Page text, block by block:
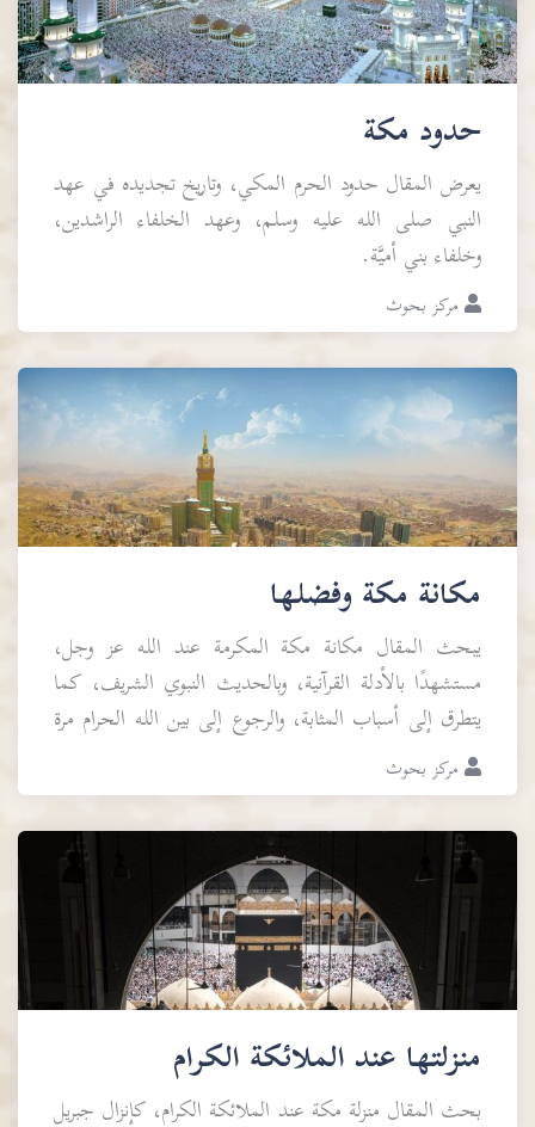
حدود مكة
يعرض المقال حدود الحرم المكي، وتاريخ تجديده في عهد
النبي صلى الله عليه وسلم، وعهد الخلفاء الراشدين،
وخلفاء بني أميَّة.
مركز بحوث
مكانة مكة وفضلها
يبحث المقال مكانة مكة المكرمة عند الله عز وجل،
مستشهدًا بالأدلة القرآنية، وبالحديث النبوي الشريف، كما
يتطرق إلى أسباب المثابة، والرجوع إلى بين الله الحرام مرة
بعد مرة.مركز بحوث
منزلتها عند الملائكة الكرام
بحث المقال منزلة مكة عند الملائكة الكرام، كإنزال جبريل